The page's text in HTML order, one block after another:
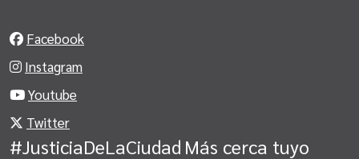
Facebook
Instagram
Youtube
Twitter
#JusticiaDeLaCiudad Más cerca tuyo